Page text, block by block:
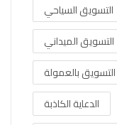
التسويق السياحي
التسويق الميداني
التسويق بالعمولة
الدعاية الكاذبة